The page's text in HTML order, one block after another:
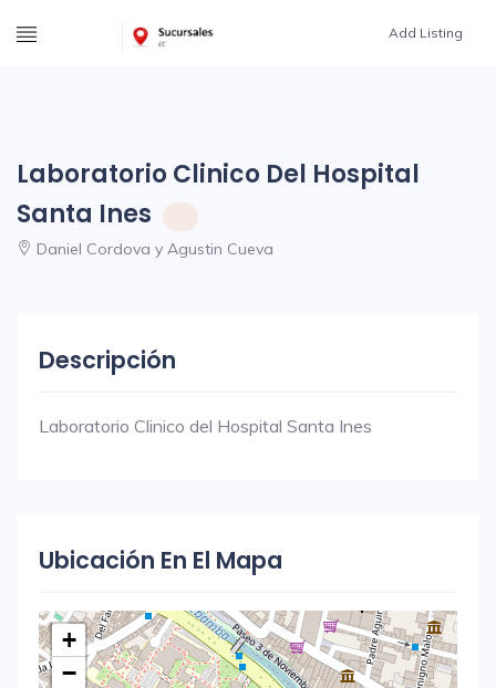
Add Listing
Laboratorio Clinico Del Hospital
Santa Ines
Daniel Cordova y Agustin Cueva
Descripción
Laboratorio Clinico del Hospital Santa Ines
Ubicación En El Mapa
+
−